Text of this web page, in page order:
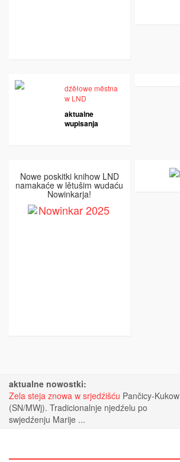
dźěłowe městna
w LND
aktualne
wupisanja
Nowe poskitki knihow LND
namakaće w lětušim wudaću
Nowinkarja!
aktualne nowostki:
Zela steja znowa w srjedźišću Pančicy-Kukow
(SN/MWj). Tradicionalnje njedźelu po
swjedźenju Marije ...